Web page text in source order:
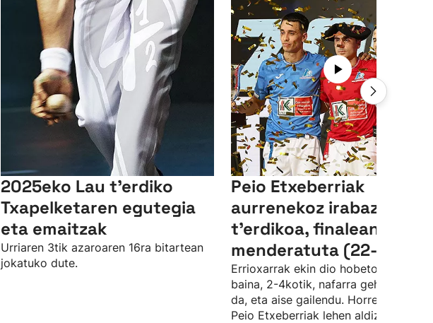
2025eko Lau t'erdiko
Txapelketaren egutegia
eta emaitzak
Urriaren 3tik azaroaren 16ra bitartean
jokatuko dute.
Peio Etxeberriak
aurrenekoz irabazi du
t'erdikoa, finalean
menderatuta (22-11)
Errioxarrak ekin dio hobeto partidari,
baina, 2-4kotik, nafarra gehiago izan
da, eta aise gailendu. Horrenbestez,
Peio Etxeberriak lehen aldiz